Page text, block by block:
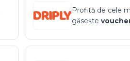
Profită de cele
găsește